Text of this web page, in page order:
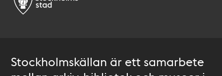
Stockholmskällan är ett samarbete